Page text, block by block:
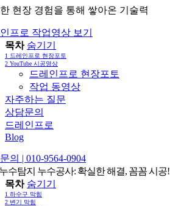
현장 경험을 통해 쌓아온 기술력
프로 작업영상 보기
목차 숨기기
1 드레인프로 현장포토
2 YouTube 시공영상
드레인프로 현장포토
작업 동영상
자주하는 질문
상담문의
드레인프로
Blog
의 | 010-9564-0904
수탐지 누수공사: 확실한 해결, 꼼꼼 시공!
목차 숨기기
1 하수구 막힘
2 변기 막힘